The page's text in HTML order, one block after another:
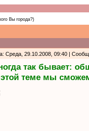
Вы города?)
Среда, 29.10.2008, 09:40 |
так бывает:
теме мы